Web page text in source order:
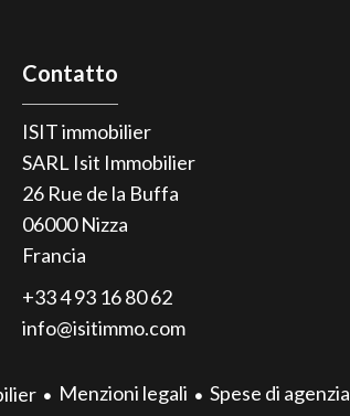
Contatto
ISIT immobilier
SARL Isit Immobilier
26 Rue de la Buffa
06000Nizza
Francia
+33 4 93 16 80 62
info@isitimmo.com
Menzioni legali Spese di agenzia